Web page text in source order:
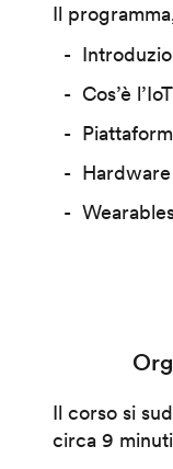
Il
Cos’è l’IoT
Hardware
Il corso si
circa 9